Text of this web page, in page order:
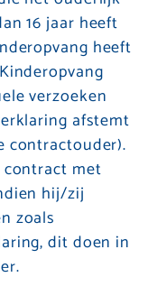
16 jaar heeft
heeft
verzoeken
afstemt
contractouder).
contract met
hij/zij
zoals
dit doen in